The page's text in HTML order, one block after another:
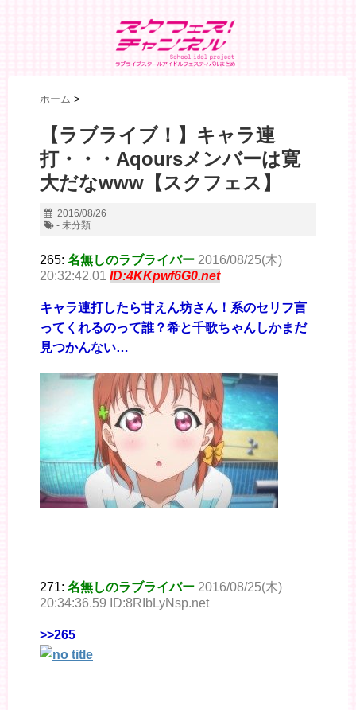
ホーム >
【ラブライブ！】キャラ連
打・・・Aqoursメンバーは寛
大だなwww【スクフェス】
2016/08/26
- 未分類
265: 名無しのラブライバー 2016/08/25(木)
20:32:42.01 ID:4KKpwf6G0.net
キャラ連打したら甘えん坊さん！系のセリフ言
ってくれるのって誰？希と千歌ちゃんしかまだ
見つかんない…
271: 名無しのラブライバー 2016/08/25(木)
20:34:36.59 ID:8RIbLyNsp.net
>>265